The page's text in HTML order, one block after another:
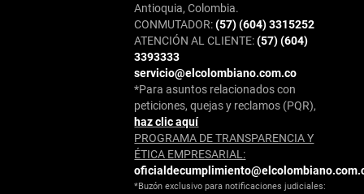
Antioquia, Colombia.
CONMUTADOR:(57) (604) 3315252
ATENCIÓN AL CLIENTE:(57) (604)
3393333
servicio@elcolombiano.com.co
*Para asuntos relacionados con
peticiones, quejas y reclamos (PQR),
haz clic aquí
PROGRAMA DE TRANSPARENCIA Y
ÉTICA EMPRESARIAL:
*Buzón exclusivo para notificaciones judiciales: